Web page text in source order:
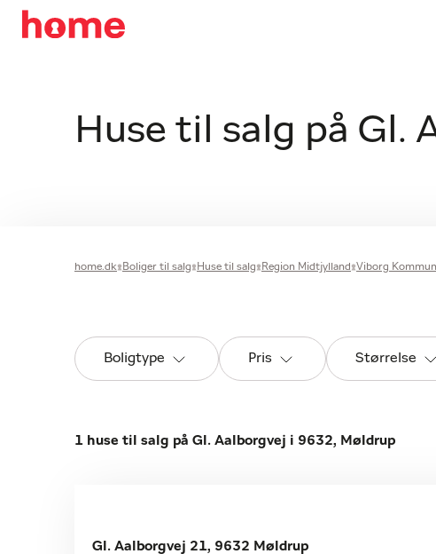
Huse til salg på Gl.
home.dk Boliger til salg Huse til salg Region Midtjylland Viborg
Boligtype Pris Størrelse
1 huse til salg på Gl. Aalborgvej i 9632, Møldrup
Gl. Aalborgvej 21, 9632 Møldrup